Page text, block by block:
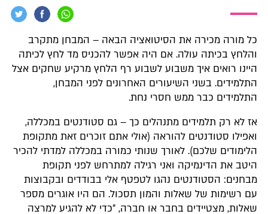
כל מורה מכירה את הסיטואציה הבאה – המבחן מתקרב
והלחץ בכיתה עולה. אם היה אפשר להכניס מד לחץ לכיתה
היינו רואים איך משבוע לשבוע רף הלחץ מרקיע שחקים אצל
התלמידים. בשני השיעורים האחרונים לפני המבחן,
התלמידים כבר ממש חסרי נחת.
אז לא רק תלמידים מתנהלים כך – גם סטודנטים במכללה,
ואפילו סטודנטים להוראה (אולי אתם זוכרים זאת מתקופת
הלימודים שלכם). לאורך שנותי כמורה במכללה למדתי להכיר
היטב את הדינמיקה ואני רגילה למתרחש לפני תקופת
מבחנים: הסטודנטים נהגו לטפטף אלי בבודדים ובקבוצות
עם רשימות של שאלות והמון תסכול. הם היו אוגרים מספר
שאלות, מצטיידים בחבר או חברה, "כדי לא להגיע למרצה